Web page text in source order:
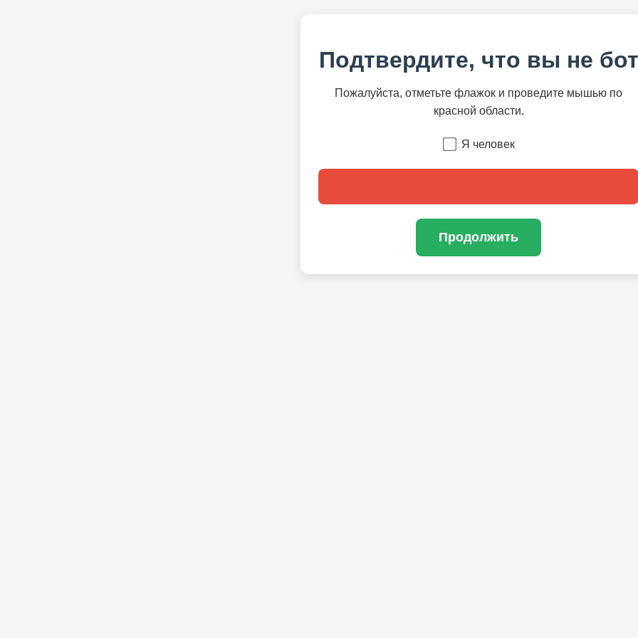
Подтвердите, что вы не бот
Пожалуйста, отметьте флажок и проведите мышью по
красной области.
Я человек
Продолжить